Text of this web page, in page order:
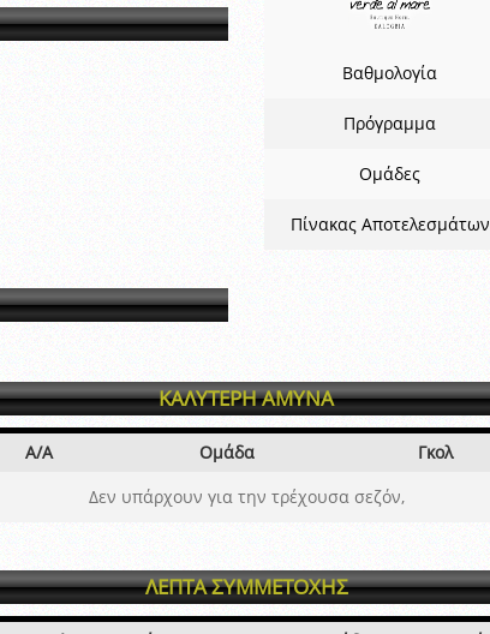
Βαθμολογία
Πρόγραμμα
Ομάδες
Πίνακας Αποτελεσμάτων
ΚΑΛΥΤΕΡΗ ΑΜΥΝΑ
Α/Α Ομάδα
Γκολ
Δεν υπάρχουν για την τρέχουσα σεζόν,
ΛΕΠΤΑ ΣΥΜΜΕΤΟΧΗΣ